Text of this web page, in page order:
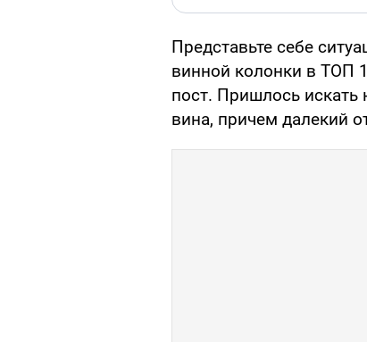
Представьте себе
винной колонки в ТОП
пост. Пришлось искать
вина, причем далекий